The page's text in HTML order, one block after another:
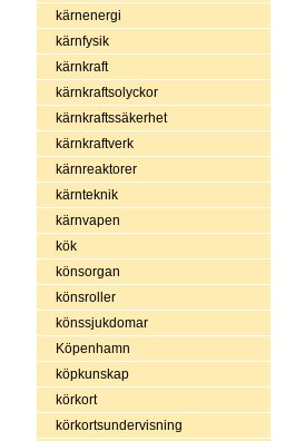
kärnenergi
kärnfysik
kärnkraft
kärnkraftsolyckor
kärnkraftssäkerhet
kärnkraftverk
kärnreaktorer
kärnteknik
kärnvapen
kök
könsorgan
könsroller
könssjukdomar
Köpenhamn
köpkunskap
körkort
körkortsundervisning